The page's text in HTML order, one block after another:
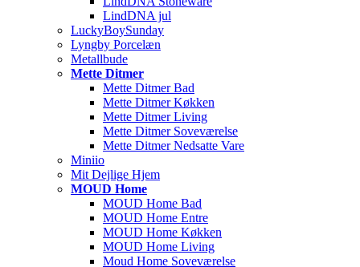
LindDNA jul
LuckyBoySunday
Lyngby Porcelæn
Metallbude
Mette Ditmer
Mette Ditmer Bad
Mette Ditmer Køkken
Mette Ditmer Living
Mette Ditmer Soveværelse
Mette Ditmer Nedsatte Vare
Miniio
Mit Dejlige Hjem
MOUD Home
MOUD Home Bad
MOUD Home Entre
MOUD Home Køkken
MOUD Home Living
Moud Home Soveværelse